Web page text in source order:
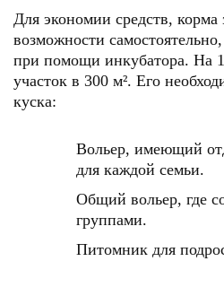
Для экономии средств, корма
возможности
при помощи инкубатора. На
участок в 300 м². Его
куска:
Вольер, имеющий
для каждой семьи.
Общий вольер, где
группами.
Питомник для